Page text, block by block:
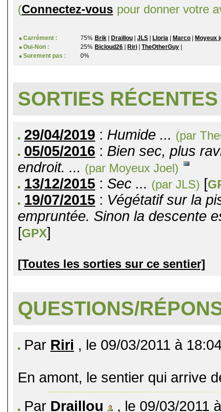
(Connectez-vous pour donner votre
Carrément : 75% Brik Draillou JLS Lloria Marco
Moyeux
Oui-Non :
25% Bicloud26 Riri TheOtherGuy
Surement pas :
0%
SORTIES RÉCENTES
29/04/2019 : Humide ... (par
05/05/2016 : Bien sec, plus
endroit. ... (par Moyeux Joel)
13/12/2015 : Sec ... (par JLS) [
19/07/2015 : Végétatif sur la
empruntée. Sinon la descente
[GPX]
[Toutes les sorties sur ce sentier]
QUESTIONS/
Par Riri , le 09/03/2011 à
En amont, le sentier qui arrive
Par Draillou , le 09/03/2011